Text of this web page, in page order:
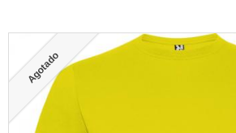
Agotado